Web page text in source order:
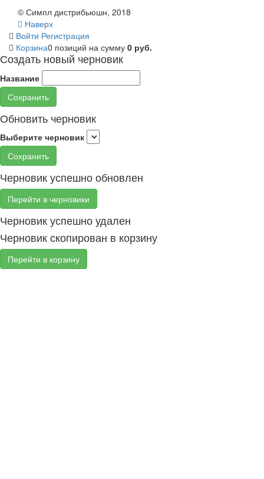
© Симпл дистрибьюшн, 2018
Наверх
Войти Регистрация
Корзина0 позиций на сумму 0 руб.
Создать новый черновик
Название
Сохранить
Обновить черновик
Выберите черновик
Сохранить
Черновик успешно обновлен
Перейти в черновики
Черновик успешно удален
Черновик скопирован в корзину
Перейти в корзину